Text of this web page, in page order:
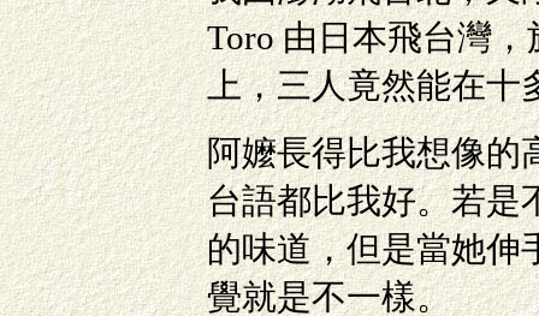
Toro 由日本飛台灣
上，三人竟然能在十
阿嬤長得比我想像的
台語都比我好。若是
的味道，但是當她伸
覺就是不一樣。